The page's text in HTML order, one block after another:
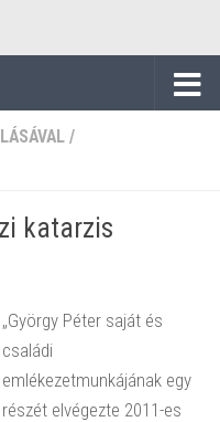
/
katarzis
„György Péter saját és
családi
emlékezetmunkájának egy
részét elvégezte 2011-es